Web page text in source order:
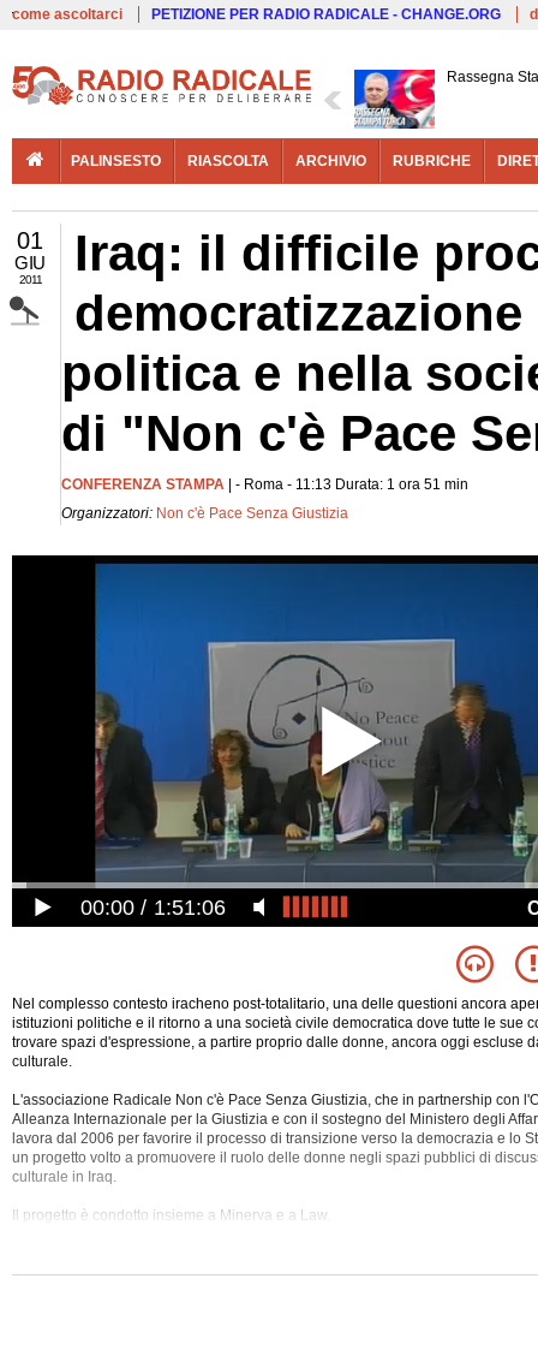
come ascoltarci PETIZIONE PER RADIO RADICALE - CHANGE.ORG
Rassegna
PALINSESTO RIASCOLTA ARCHIVIO RUBRICHE
01
GIU
2011
Iraq: il difficile
politica e nella
di "Non c'è Pace
CONFERENZA STAMPA | - Roma - 11:13 Durata: 1 ora 51 min
Organizzatori: Non c'è Pace Senza Giustizia
00:00 1:51:06
Nel complesso contesto iracheno post-totalitario, una delle questioni ancora
istituzioni politiche e il ritorno a una società civile democratica dove tutte le sue
trovare spazi d'espressione, a partire proprio dalle donne, ancora oggi escluse
culturale.
L'associazione Radicale Non c'è Pace Senza Giustizia, che in partnership con
Alleanza Internazionale per la Giustizia e con il sostegno del Ministero degli
lavora dal 2006 per favorire il processo di transizione verso la democrazia e lo
un progetto volto a promuovere il ruolo delle donne negli spazi pubblici di
culturale in Iraq.
Il progetto è condotto insieme a Minerva e a Law.